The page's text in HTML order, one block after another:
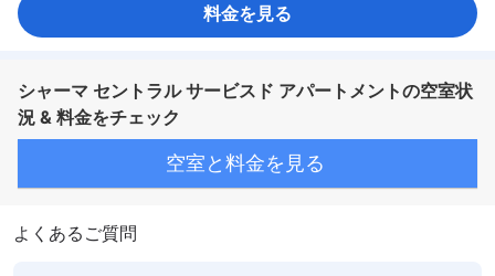
料金を見る
シャーマ セントラル サービスド アパートメントの空室状
況 & 料金をチェック
空室と料金を見る
よくあるご質問